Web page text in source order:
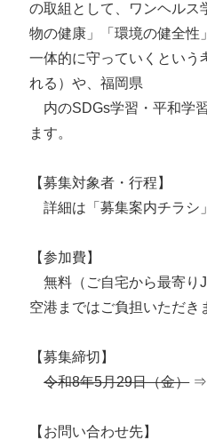
の取組として、ワンヘルス
物の健康」「環境の健全性
一体的に守っていくという
れる）や、福岡県
内のSDGs学習・平和学
ます。
【募集対象者・行程】
詳細は「募集案内チラシ
【参加費】
無料（ご自宅から最寄り
空港まではご負担いただき
【募集締切】
令和8年5月29日（金）⇒
【お問い合わせ先】